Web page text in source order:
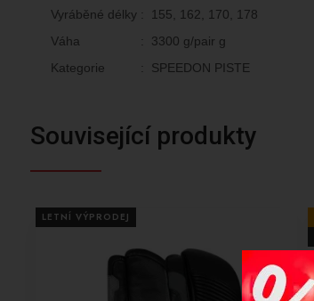
Vyráběné délky :
155, 162, 170, 178
Váha
:
3300 g/pair g
Kategorie
: SPEEDON PISTE
Související produkty
LETNÍ VÝPRODEJ